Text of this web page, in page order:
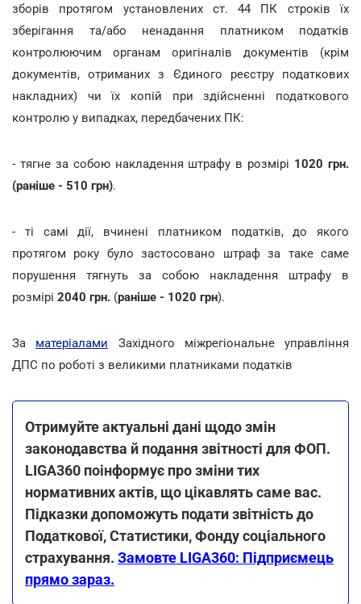
зборів протягом установлених ст. 44 ПК строків їх
зберігання та/або ненадання платником податків
контролюючим органам оригіналів документів (крім
документів, отриманих з Єдиного реєстру податкових
накладних) чи їх копій при здійсненні податкового
контролю у випадках, передбачених ПК:
- тягне за собою накладення штрафу в розмірі 1020 грн.
(раніше - 510 грн).
- ті самі дії, вчинені платником податків, до якого
протягом року було застосовано штраф за таке саме
порушення тягнуть за собою накладення штрафу в
розмірі 2040 грн. (раніше - 1020 грн).
За матеріалами Західного міжрегіональне управління
ДПС по роботі з великими платниками податків
Отримуйте актуальні дані щодо змін
законодавства й подання звітності для ФОП.
LIGA360 поінформує про зміни тих
нормативних актів, що цікавлять саме вас.
Підказки допоможуть подати звітність до
Податкової, Статистики, Фонду соціального
страхування. Замовте LIGA360: Підприємець
прямо зараз.